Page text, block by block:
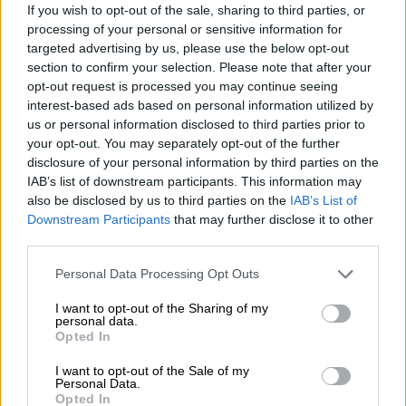
If you wish to opt-out of the sale, sharing to third parties, or
processing of your personal or sensitive information for
targeted advertising by us, please use the below opt-out
section to confirm your selection. Please note that after your
opt-out request is processed you may continue seeing
interest-based ads based on personal information utilized by
us or personal information disclosed to third parties prior to
your opt-out. You may separately opt-out of the further
disclosure of your personal information by third parties on the
IAB’s list of downstream participants. This information may
also be disclosed by us to third parties on the IAB’s List of
Downstream Participants that may further disclose it to other
Please note that this website/app uses one or more Google
not limited to your visit or usage behaviour. You may click to
grant or deny consent to Google and its third-party tags to
use your data for below specified purposes in below Google
consent section.
Personal Data Processing Opt Outs
I want to opt-out of the Sharing of my
personal data.
Opted In
I want to opt-out of the Sale of my
Personal Data.
Opted In
ψηφιακές πλατφόρμες μουσικής,
συγκεντρώνοντας εκατομμύρια streams και
views, ενώ ταυτόχρονα μας χάρισαν
αμέτρητα social media trends. Όπως και στην
περσινή εκρηκτική εμφάνισή της, έτσι και
φέτος, η σκηνή της Τεχνόπολης θα γεμίσει
εκπλήξεις. Special guest εμφανίσεις από
αγαπημένους καλλιτέχνες και συνεργάτες
της LILA αναμένεται να απογειώσουν τη
βραδιά, μέσα από μοναδικά live
collaborations που θα πραγματοποιηθούν
αποκλειστικά για το “L WORLD”.
Η συναυλία της 12ης Ιουνίουαποτελεί την
επίσημη έναρξη της μεγάλης καλοκαιρινής
στάσεις σε μεγάλες πόλεις και σημαντικά